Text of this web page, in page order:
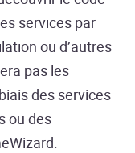
services par
ou d’autres
pas les
des services
ou des